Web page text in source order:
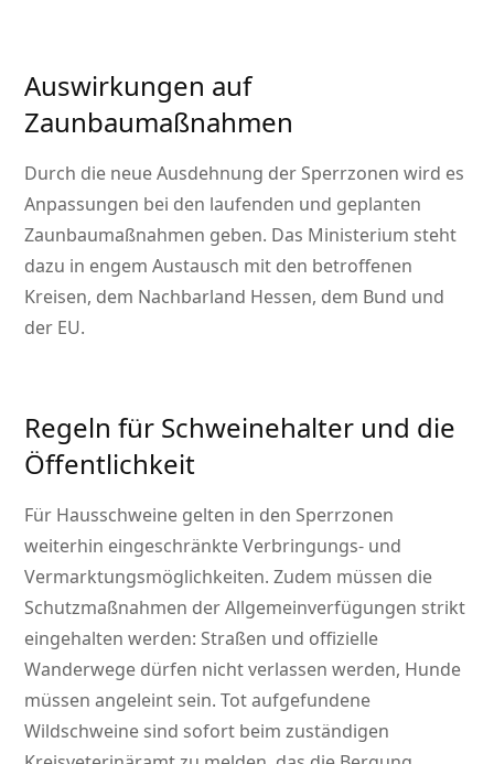
Auswirkungen auf
Zaunbaumaßnahmen
Durch die neue Ausdehnung der Sperrzonen wird es
Anpassungen bei den laufenden und geplanten
Zaunbaumaßnahmen geben. Das Ministerium steht
dazu in engem Austausch mit den betroffenen
Kreisen, dem Nachbarland Hessen, dem Bund und
der EU.
Regeln für Schweinehalter und die
Öffentlichkeit
Für Hausschweine gelten in den Sperrzonen
weiterhin eingeschränkte Verbringungs- und
Vermarktungsmöglichkeiten. Zudem müssen die
Schutzmaßnahmen der Allgemeinverfügungen strikt
eingehalten werden: Straßen und offizielle
Wanderwege dürfen nicht verlassen werden, Hunde
müssen angeleint sein. Tot aufgefundene
Wildschweine sind sofort beim zuständigen